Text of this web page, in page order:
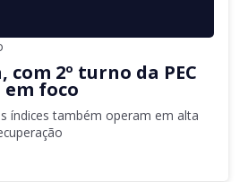
com 2º turno da PEC
foco
índices também operam em alta